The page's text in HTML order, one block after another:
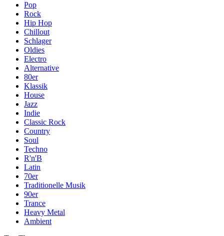
Pop
Rock
Hip Hop
Chillout
Schlager
Oldies
Electro
Alternative
80er
Klassik
House
Jazz
Indie
Classic Rock
Country
Soul
Techno
R'n'B
Latin
70er
Traditionelle Musik
90er
Trance
Heavy Metal
Ambient